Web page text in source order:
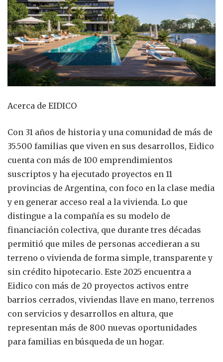
Acerca de EIDICO
Con 31 años de historia y una comunidad de más de
35.500 familias que viven en sus desarrollos, Eidico
cuenta con más de 100 emprendimientos
suscriptos y ha ejecutado proyectos en 11
provincias de Argentina, con foco en la clase media
y en generar acceso real a la vivienda. Lo que
distingue a la compañía es su modelo de
financiación colectiva, que durante tres décadas
permitió que miles de personas accedieran a su
terreno o vivienda de forma simple, transparente y
sin crédito hipotecario. Este 2025 encuentra a
Eidico con más de 20 proyectos activos entre
barrios cerrados, viviendas llave en mano, terrenos
con servicios y desarrollos en altura, que
representan más de 800 nuevas oportunidades
para familias en búsqueda de un hogar.